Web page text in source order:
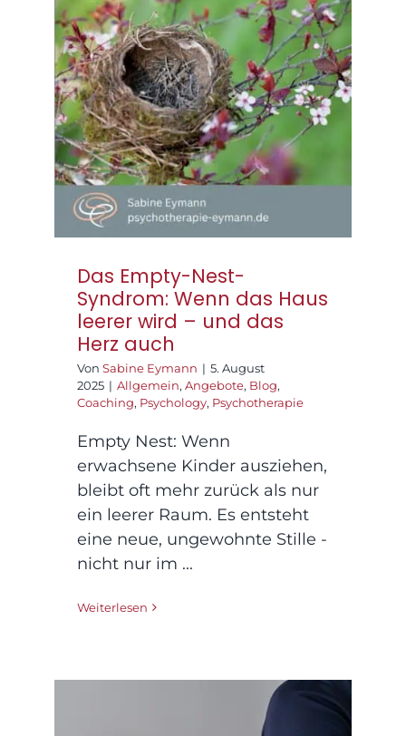
Das Empty-Nest-
Syndrom: Wenn das
Haus leerer wird –
und das Herz auch
Das Empty-Nest-
Syndrom: Wenn das Haus
leerer wird – und das
Herz auch
Von Sabine Eymann | 5. August
2025 | Allgemein, Angebote, Blog,
Coaching, Psychology, Psychotherapie
Empty Nest: Wenn
erwachsene Kinder ausziehen,
bleibt oft mehr zurück als nur
ein leerer Raum. Es entsteht
eine neue, ungewohnte Stille -
nicht nur im ...
Weiterlesen